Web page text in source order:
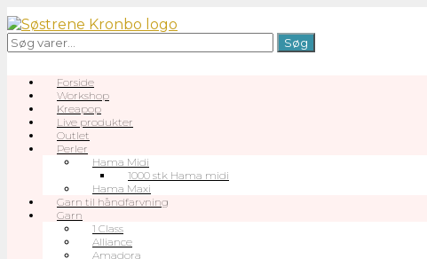
Gå
til
indhold
Søg
efter:
Søg
Forside
Workshop
Kreapop
Live produkter
Outlet
Perler
Hama Midi
1000 stk Hama midi
Hama Maxi
Garn til håndfarvning
Garn
1 Class
Alliance
Amadora